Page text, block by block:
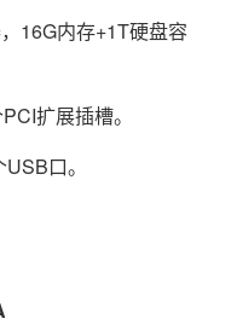
16G内存+1T硬盘容
扩展插槽。
口。